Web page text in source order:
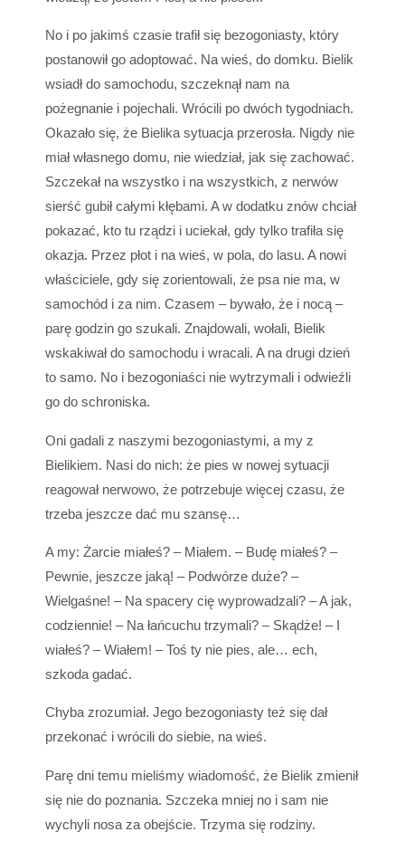
No i po jakimś czasie trafił się bezogoniasty, który
postanowił go adoptować. Na wieś, do domku. Bielik
wsiadł do samochodu, szczeknął nam na
pożegnanie i pojechali. Wrócili po dwóch tygodniach.
Okazało się, że Bielika sytuacja przerosła. Nigdy nie
miał własnego domu, nie wiedział, jak się zachować.
Szczekał na wszystko i na wszystkich, z nerwów
sierść gubił całymi kłębami. A w dodatku znów chciał
pokazać, kto tu rządzi i uciekał, gdy tylko trafiła się
okazja. Przez płot i na wieś, w pola, do lasu. A nowi
właściciele, gdy się zorientowali, że psa nie ma, w
samochód i za nim. Czasem – bywało, że i nocą –
parę godzin go szukali. Znajdowali, wołali, Bielik
wskakiwał do samochodu i wracali. A na drugi dzień
to samo. No i bezogoniaści nie wytrzymali i odwieźli
go do schroniska.
Oni gadali z naszymi bezogoniastymi, a my z
Bielikiem. Nasi do nich: że pies w nowej sytuacji
reagował nerwowo, że potrzebuje więcej czasu, że
trzeba jeszcze dać mu szansę…
A my: Żarcie miałeś? – Miałem. – Budę miałeś? –
Pewnie, jeszcze jaką! – Podwórze duże? –
Wielgaśne! – Na spacery cię wyprowadzali? – A jak,
codziennie! – Na łańcuchu trzymali? – Skądże! – I
wiałeś? – Wiałem! – Toś ty nie pies, ale… ech,
szkoda gadać.
Chyba zrozumiał. Jego bezogoniasty też się dał
przekonać i wrócili do siebie, na wieś.
Parę dni temu mieliśmy wiadomość, że Bielik zmienił
się nie do poznania. Szczeka mniej no i sam nie
wychyli nosa za obejście. Trzyma się rodziny.